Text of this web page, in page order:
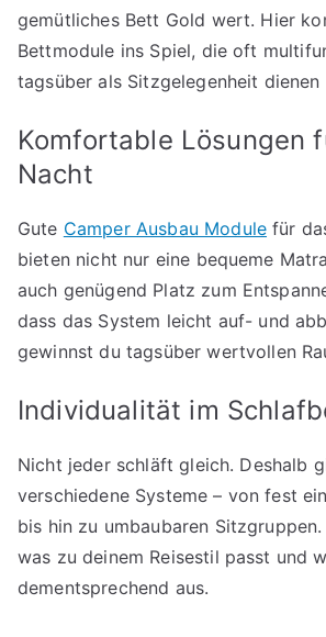
gemütliches Bett Gold wert. Hier
Bettmodule ins Spiel, die oft
tagsüber als Sitzgelegenheit dienen
Komfortable Lösungen
Nacht
Gute Camper Ausbau Module für
bieten nicht nur eine bequeme
auch genügend Platz zum
dass das System leicht auf- und
gewinnst du tagsüber wertvollen
Individualität im
Nicht jeder schläft gleich. Deshalb
verschiedene Systeme – von fest
bis hin zu umbaubaren
was zu deinem Reisestil passt und
dementsprechend aus.